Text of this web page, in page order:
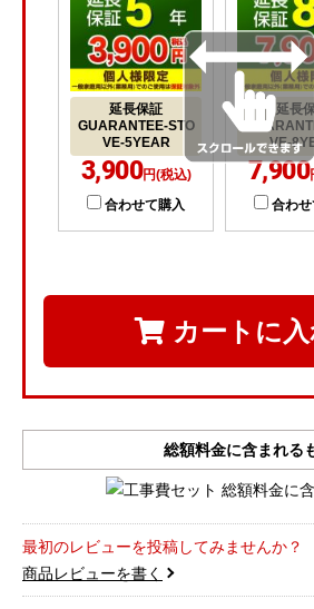
延長保証
GUARANTEE-STO
VE-5YEAR
3,900円(税込)
合わせて購入
延長
VE-
7,900
合わ
カートに
総額料金に含まれる
最初のレビューを投稿してみませんか？
商品レビューを書く